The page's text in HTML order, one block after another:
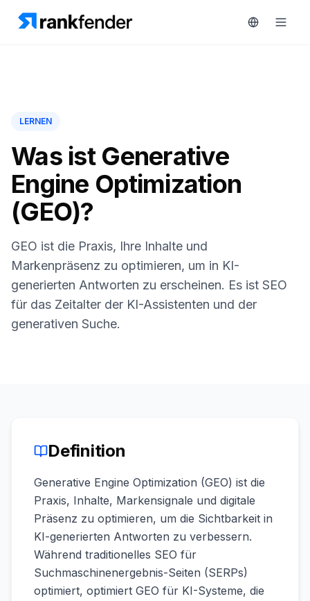
ÜBERWACHEN
RAIVE
Engine
Wettbewerber-
Tracking
Keyword-
Intelligenz
HANDELN
ANALYSIEREN
Berichte
Analysen
Lösungen
Ressourcen
Kostenlose
Preise
Demo
buchen
LERNEN
Was ist Generative
Engine Optimization
(GEO)?
GEO ist die Praxis, Ihre Inhalte und
Markenpräsenz zu optimieren, um in KI-
generierten Antworten zu erscheinen. Es ist SEO
für das Zeitalter der KI-Assistenten und der
generativen Suche.
Definition
Generative Engine Optimization (GEO) ist die
Praxis, Inhalte, Markensignale und digitale
Präsenz zu optimieren, um die Sichtbarkeit in
KI-generierten Antworten zu verbessern.
Während traditionelles SEO für
Suchmaschinenergebnis-Seiten (SERPs)
optimiert, optimiert GEO für KI-Systeme, die